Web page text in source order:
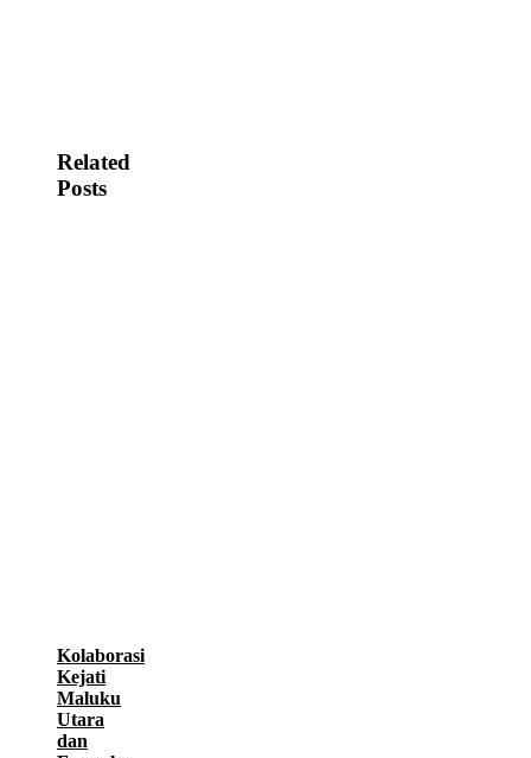
Related
Posts
Kolaborasi
Kejati
Maluku
Utara
dan